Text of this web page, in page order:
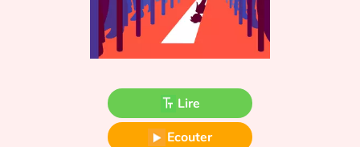
Fable, mythe, littérature et poésie
Princesses et princes, rois, reines et dragons
Ogres, monstres et sorcières
Lire
Ecouter